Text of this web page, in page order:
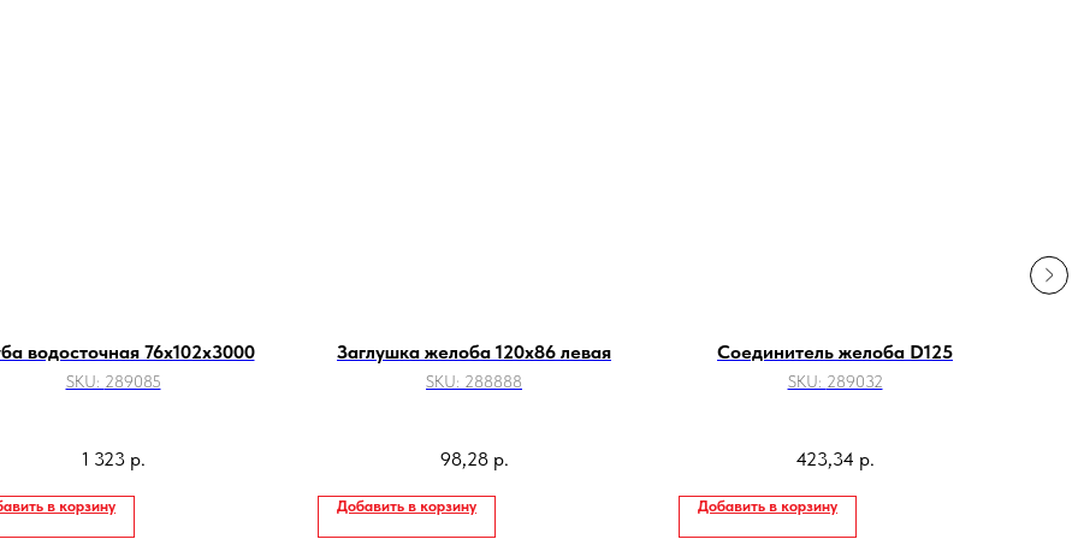
водосточная 76х102х3000
SKU: 289085
1 323 р.
в корзину
Заглушка желоба 120х86 левая
SKU: 288888
98,28 р.
Добавить в корзину
Соединитель желоба D125
SKU: 289032
423,34 р.
Добавить в корзину